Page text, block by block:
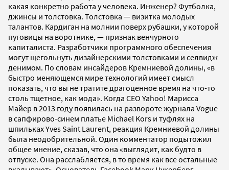
какая конкретно работа у человека. Инженер? Футболка,
джинсы и толстовка. Толстовка — визитка молодых
талантов. Кардиган на молнии поверх рубашки, у которой
пуговицы на воротнике, — признак венчурного
капиталиста. Разработчики программного обеспечения
могут щегольнуть дизайнерскими толстовками и селвидж
денимом. По словам инсайдеров Кремниевой долины, «в
быстро меняющемся мире технологий имеет смысл
показать, что вы не тратите драгоценное время на что-то
столь тщетное, как мода». Когда CEO Yahoo! Марисса
Майер в 2013 году появилась на развороте журнала Vogue
в сапфирово-синем платье Michael Kors и туфлях на
шпильках Yves Saint Laurent, реакция Кремниевой долины
была неодобрительной. Один комментатор подытожил
общее мнение, сказав, что она «выглядит, как будто в
отпуске. Она расслабляется, в то время как все остальные